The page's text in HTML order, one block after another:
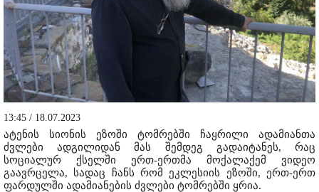
13:45 / 18.07.2023
ატენის სიონის ეზოში ტომრებში ჩაყრილი ადამიანთა
ძვლები ადგილიდან მას შემდეგ გადაიტანეს, რაც
სოციალურ ქსელში ერთ-ერთმა მოქალაქემ ვიდეო
გაავრცელა, სადაც ჩანს რომ ეკლესიის ეზოში, ერთ-ერთ
ფარდულში ადამიანების ძვლები ტომრებში ყრია.